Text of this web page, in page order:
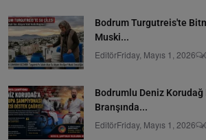
Bodrum Turgutreis'te
Muski...
EditörFriday, Mayıs 1, 2026
Bodrumlu Deniz
Branşında...
EditörFriday, Mayıs 1, 2026